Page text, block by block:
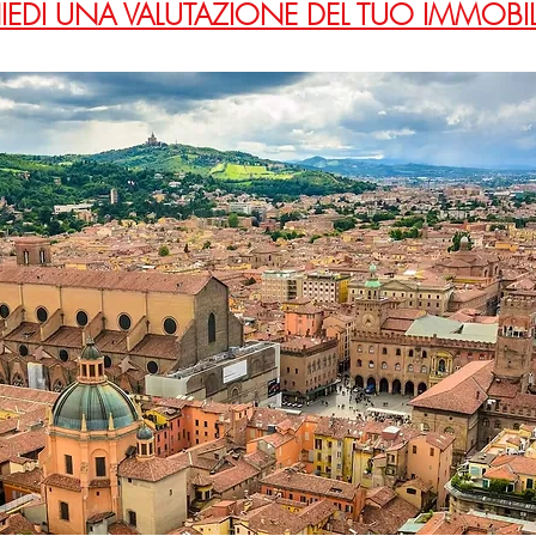
UNA VALUTAZIONE DEL TUO